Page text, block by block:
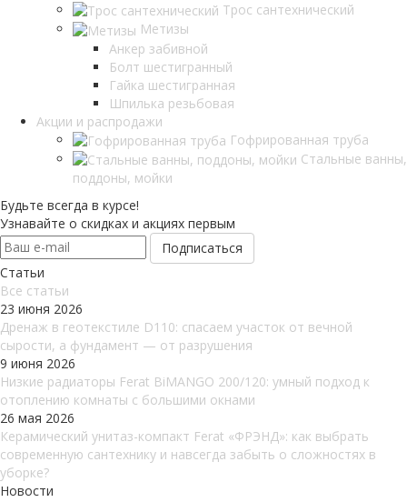
Трос сантехнический
Метизы
Анкер забивной
Болт шестигранный
Гайка шестигранная
Шпилька резьбовая
Акции и распродажи
Гофрированная труба
Стальные ванны,
поддоны, мойки
Будьте всегда в курсе!
Узнавайте о скидках и акциях первым
Статьи
Все cтатьи
23 июня 2026
Дренаж в геотекстиле D110: спасаем участок от вечной
сырости, а фундамент — от разрушения
9 июня 2026
Низкие радиаторы Ferat BiMANGO 200/120: умный подход к
отоплению комнаты с большими окнами
26 мая 2026
Керамический унитаз-компакт Ferat «ФРЭНД»: как выбрать
современную сантехнику и навсегда забыть о сложностях в
уборке?
Новости